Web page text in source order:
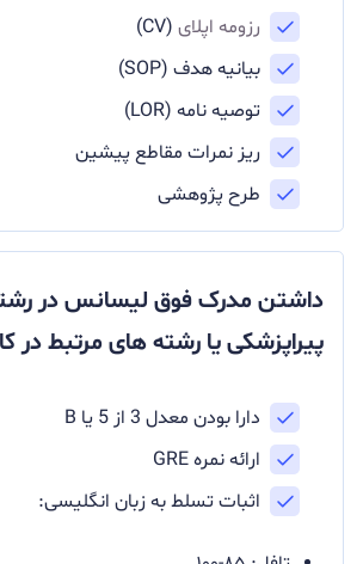
رزومه اپلای (CV)
بیانیه هدف (SOP)
توصیه نامه (LOR)
ریز نمرات مقاطع پیشین
طرح پژوهشی
داشتن مدرک فوق لیسانس در
پیراپزشکی یا رشته های مرتبط در
دارا بودن معدل 3 از 5 یا B
ارائه نمره GRE
اثبات تسلط به زبان انگلیسی: